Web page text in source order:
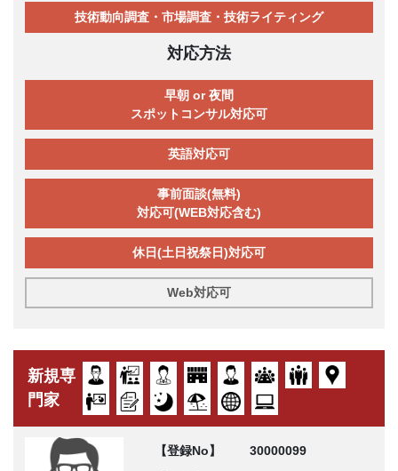
技術動向調査・市場調査・技術ライティング
対応方法
早朝 or 夜間
スポットコンサル対応可
英語対応可
事前面談(無料)
対応可(WEB対応含む)
休日(土日祝祭日)対応可
Web対応可
新規専
門家
【登録No】
30000099